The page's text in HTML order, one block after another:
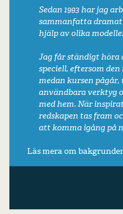
Sedan 1993 har jag
sammanfatta
hjälp av olika
Jag får ständigt
speciell, eftersom
medan kursen
användbara verktyg
med hem. När
redskapen tas fram
att komma igång på
Läs mera om